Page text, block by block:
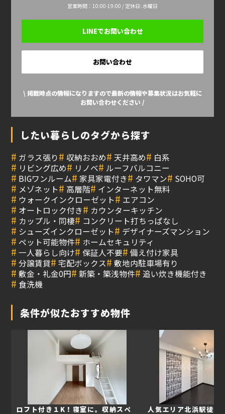
営業時間：10:00-19:00 / 定休日: 水曜日
LINEでお問い合わせ
お問い合わせ
\ 掲載時点の情報になりますので最新の情報や募集状況はお気軽に
お問い合わせください /
したい暮らしのタグから探す
# ガラス張り# 収納おおめ# 天井高め# 白系
# リビング広め# リノベ# ルーフバルコニー
# BIGワンルーム# 家具家電付き# タワマン# SOHO可
# メゾネット# 高層階# インターネット無料
# ウォークインクローゼット# エアコン
# オートロック付き# カウンターキッチン
# カップル・同棲# コンクリート打ちっぱなし
# シューズインクローゼット# デザイナーズマンション
# ペット可能物件# ホームセキュリティ
# 一人暮らし向け# 保証人不要# 備え付け家具
# 分譲賃貸# 宅配ボックス# 敷地内駐車場有り
# 敷金・礼金0円# 新築・築浅物件# 追い炊き機能付き
# 食洗機
条件が似たおすすめ物件
ロフト付き１K！寝室に。収納スペ
人気エリア北浜駅徒歩